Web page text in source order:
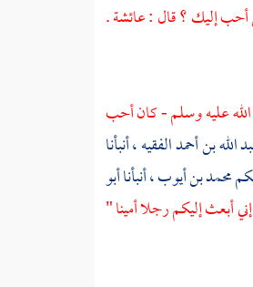
أحب إليك ؟ قال :عائشة.
عليه وسلم - كان أحب
الله بن أحمد الفقيه ،أنبأنا
محمد بن أيوب ،أنبأناأبو
أبعث إليكم رجلا أمينا "